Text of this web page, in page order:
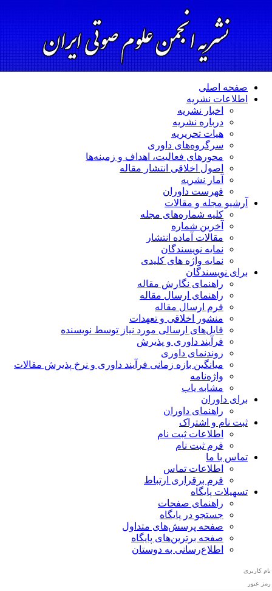
صفحه اصلی
اطلاعات نشریه
اخبار نشریه
درباره نشریه
هیات تحریریه
سرگروه‌های داوری
محورهای فعالیت، اهداف و زمینه‌ها
اصول اخلاقی انتشار مقاله
آمار نشریه
فهرست داوران
آرشیو مجله و مقالات
کلیه شماره‌های مجله
آخرین شماره
مقالات آماده انتشار
نمایه نویسندگان
نمایه واژه های کلیدی
برای نویسندگان
راهنمای نگارش مقاله
راهنمای ارسال مقاله
فرم ارسال مقاله
منشور اخلاقی و تعهدات
فایل‌های ارسالی مورد نیاز توسط نویسنده
فرآیند داوری و پذیرش
روندنمای داوری
میانگین بازه زمانی فرآیند داوری و نرخ پذیرش مقالات
واژه‌نامه
مشابه یاب
برای داوران
راهنمای داوران
ثبت نام و اشتراک
اطلاعات ثبت نام
فرم ثبت نام
تماس با ما
اطلاعات تماس
فرم برقراری ارتباط
تسهیلات پایگاه
راهنمای صفحات
جستجو در پایگاه
صفحه پرسش‌های متداول
صفحه برترین‌های پایگاه
اطلاع‌رسانی به دوستان